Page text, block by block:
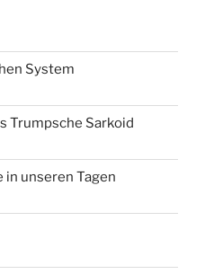
System
Trumpsche Sarkoid
in unseren Tagen